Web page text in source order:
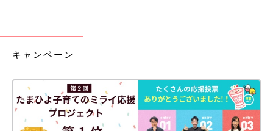
キャンペーン